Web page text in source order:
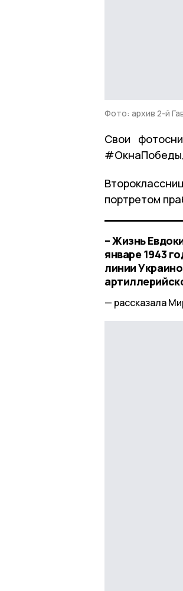
Фото: архив 2-й
Свои
#ОкнаПобеды,
портретом
– Жизнь
январе 1943
линии
рассказала